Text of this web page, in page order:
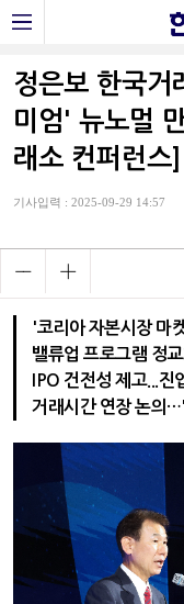
정은보 한국거
미엄' 뉴노멀
래소 컨퍼런스]
기사입력 : 2025-09-29 14:57
'코리아 자본시장 마
밸류업 프로그램 정
IPO 건전성 제고...진
거래시간 연장 논의